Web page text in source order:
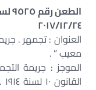
٢٠١٧/١٢/٢٤
العنوان : تجمهر .
معيب ” .
الموجز : جريمة